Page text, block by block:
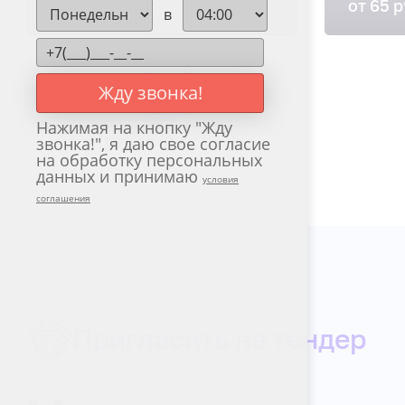
от 40 руб./м2 от 65
Прайс лист
Пригласить на тендер
в
Жду звонка!
Нажимая на кнопку "Жду
звонка!", я даю свое согласие
на обработку персональных
данных и принимаю условия
соглашения